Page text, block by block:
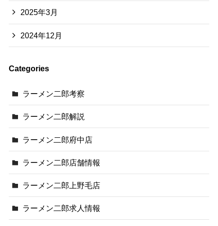
2025年3月
2024年12月
Categories
ラーメン二郎考察
ラーメン二郎解説
ラーメン二郎府中店
ラーメン二郎店舗情報
ラーメン二郎上野毛店
ラーメン二郎求人情報